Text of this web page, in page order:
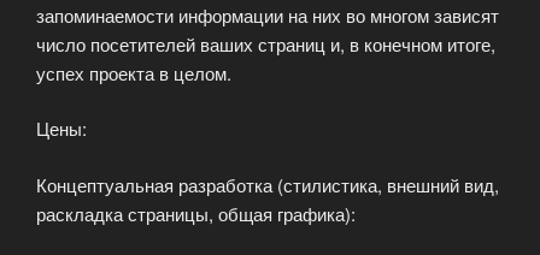
запоминаемости информации на них во многом зависят
число посетителей ваших страниц и, в конечном итоге,
успех проекта в целом.
Цены:
Концептуальная разработка (стилистика, внешний вид,
раскладка страницы, общая графика):